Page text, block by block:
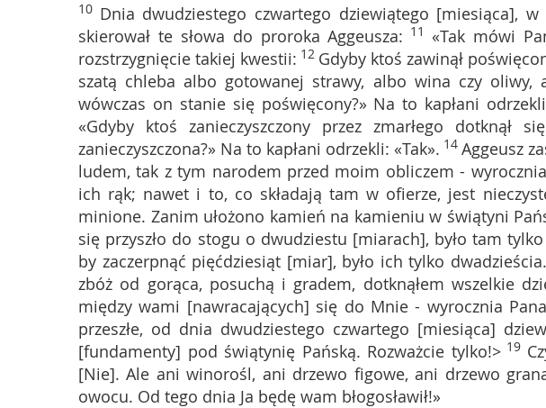
10 Dnia dwudziestego czwartego dziewiątego [miesiąca],
skierował te słowa do proroka Aggeusza: 11 «Tak mówi
rozstrzygnięcie takiej kwestii: 12 Gdyby ktoś zawinął
szatą chleba albo gotowanej strawy, albo wina czy oliwy,
wówczas on stanie się poświęcony?» Na to kapłani
«Gdyby ktoś zanieczyszczony przez zmarłego dotknął
zanieczyszczona?» Na to kapłani odrzekli: «Tak». 14 Aggeusz
ludem, tak z tym narodem przed moim obliczem -
ich rąk; nawet i to, co składają tam w ofierze, jest
minione. Zanim ułożono kamień na kamieniu w świątyni
się przyszło do stogu o dwudziestu [miarach], było tam
by zaczerpnąć pięćdziesiąt [miar], było ich tylko dwadzieścia.
zbóż od gorąca, posuchą i gradem, dotknąłem wszelkie
między wami [nawracających] się do Mnie - wyrocznia
przeszłe, od dnia dwudziestego czwartego [miesiąca]
[fundamenty] pod świątynię Pańską. Rozważcie tylko!> 19
[Nie]. Ale ani winorośl, ani drzewo figowe, ani drzewo
owocu. Od tego dnia Ja będę wam błogosławił!»